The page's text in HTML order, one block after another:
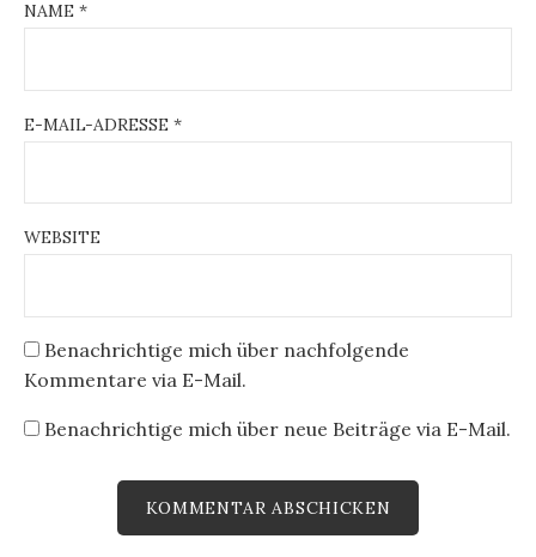
NAME *
E-MAIL-ADRESSE *
WEBSITE
Benachrichtige mich über nachfolgende
Kommentare via E-Mail.
Benachrichtige mich über neue Beiträge via E-Mail.